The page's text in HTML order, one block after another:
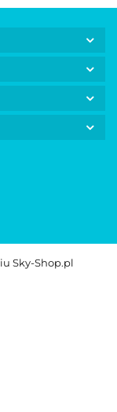
Sky-Shop.pl